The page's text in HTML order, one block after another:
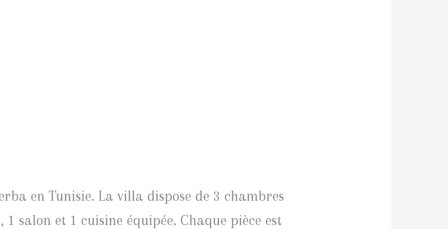
en Tunisie. La villa dispose de 3 chambres
salon et 1 cuisine équipée. Chaque pièce est